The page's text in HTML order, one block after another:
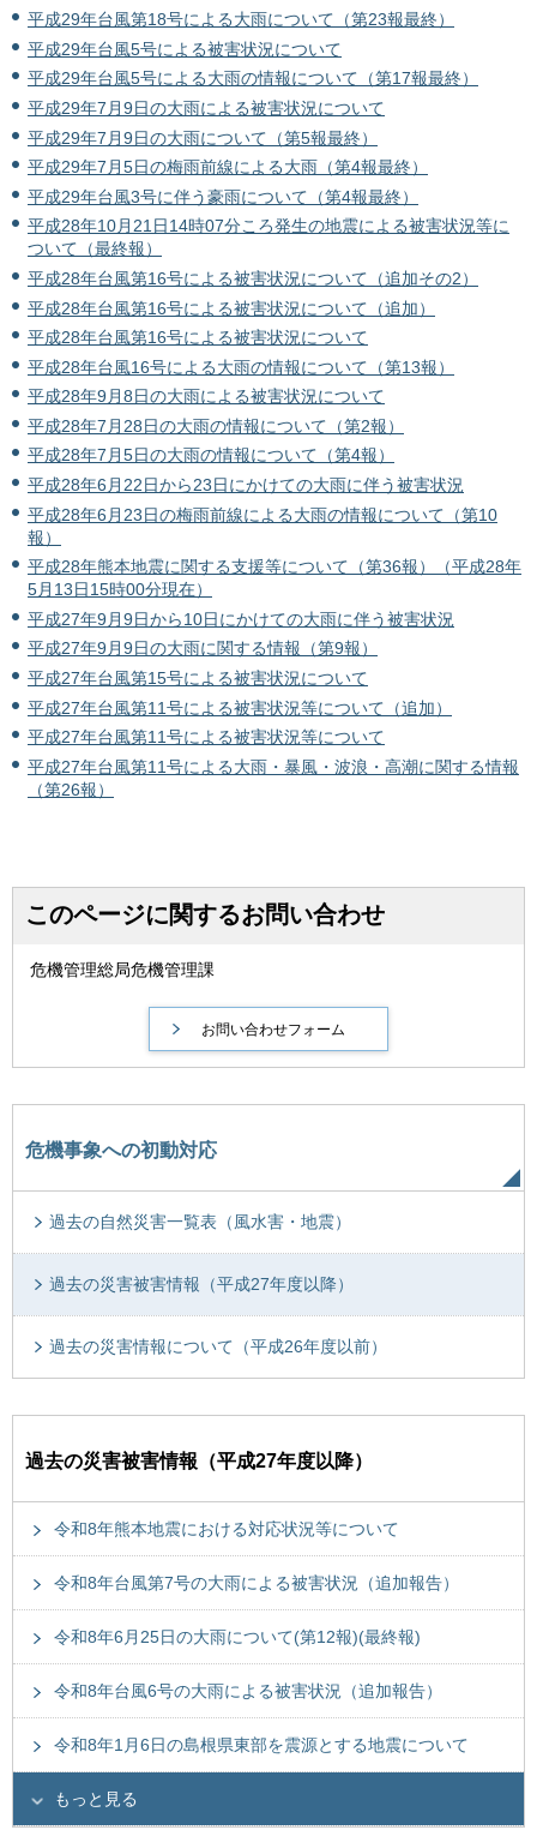
平成29年台風第18号による大雨について（第23報最終）
平成29年台風5号による被害状況について
平成29年台風5号による大雨の情報について（第17報最終）
平成29年7月9日の大雨による被害状況について
平成29年7月9日の大雨について（第5報最終）
平成29年7月5日の梅雨前線による大雨（第4報最終）
平成29年台風3号に伴う豪雨について（第4報最終）
平成28年10月21日14時07分ころ発生の地震による被害状況等に
ついて（最終報）
平成28年台風第16号による被害状況について（追加その2）
平成28年台風第16号による被害状況について（追加）
平成28年台風第16号による被害状況について
平成28年台風16号による大雨の情報について（第13報）
平成28年9月8日の大雨による被害状況について
平成28年7月28日の大雨の情報について（第2報）
平成28年7月5日の大雨の情報について（第4報）
平成28年6月22日から23日にかけての大雨に伴う被害状況
平成28年6月23日の梅雨前線による大雨の情報について（第10
報）
平成28年熊本地震に関する支援等について（第36報）（平成28年
5月13日15時00分現在）
平成27年9月9日から10日にかけての大雨に伴う被害状況
平成27年9月9日の大雨に関する情報（第9報）
平成27年台風第15号による被害状況について
平成27年台風第11号による被害状況等について（追加）
平成27年台風第11号による被害状況等について
平成27年台風第11号による大雨・暴風・波浪・高潮に関する情報
（第26報）
このページに関するお問い合わせ
危機管理総局危機管理課
危機事象への初動対応
過去の自然災害一覧表（風水害・地震）
過去の災害被害情報（平成27年度以降）
過去の災害情報について（平成26年度以前）
過去の災害被害情報（平成27年度以降）
令和8年熊本地震における対応状況等について
令和8年台風第7号の大雨による被害状況（追加報告）
令和8年6月25日の大雨について(第12報)(最終報)
令和8年台風6号の大雨による被害状況（追加報告）
令和8年1月6日の島根県東部を震源とする地震について
もっと見る